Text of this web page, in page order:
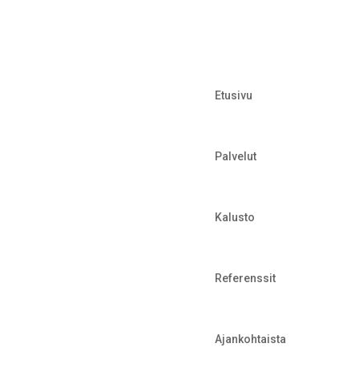
Etusivu
Palvelut
Kalusto
Referenssit
Ajankohtaista